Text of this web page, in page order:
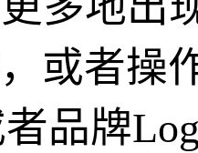
或者操
品牌